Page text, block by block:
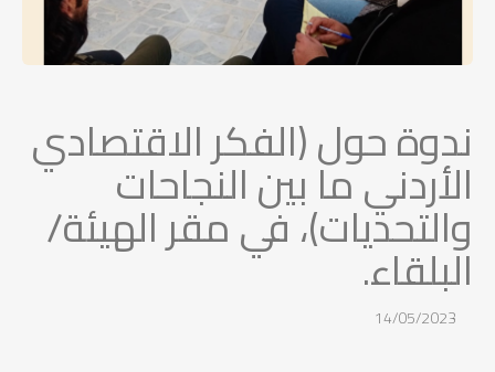
ندوة حول (الفكر الاقتصادي
الأردني ما بين النجاحات
والتحديات)، في مقر الهيئة/
البلقاء.
14/05/2023